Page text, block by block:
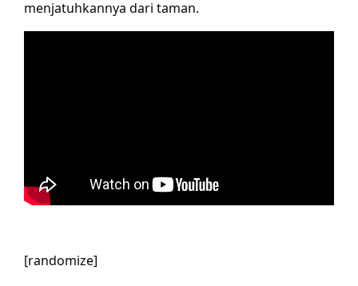
menjatuhkannya dari taman.
[randomize]